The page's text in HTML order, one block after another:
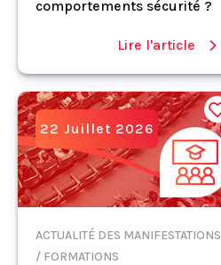
comportements sécurité ?
Lire l'article
22 Juillet 2026
ACTUALITÉ DES MANIFESTATIONS
/ FORMATIONS